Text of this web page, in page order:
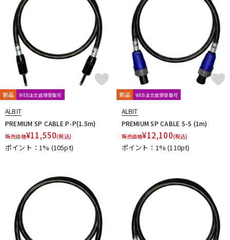
中古 ヴィンテージ
新品 WEB注文店頭受取可
ALBIT
PREMIUM SP CABLE P-P(1.5m)
販売価格¥11,550(税込)
ポイント：1% (105pt)
新品 WEB注文店頭受取可
ALBIT
PREMIUM SP CABLE S-S (1m)
販売価格¥12,100(税込)
ポイント：1%(110pt)